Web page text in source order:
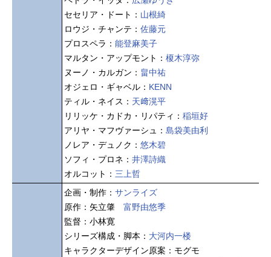
セセリア・ドート： 山根綺
ロウジ・チャンテ： 佐藤元
プロスペラ： 能登麻美子
マルタン・アップモント： 榎木淳弥
ヌーノ・カルガン： 畠中祐
オジェロ・ギャベル： KENN
ティル・ネイス： 天﨑滉平
リリッケ・カドカ・リパティ： 稲垣好
アリヤ・マフヴァーシュ： 島袋美由利
ノレア・デュノク： 悠木碧
ソフィ・プロネ： 井澤詩織
オルコット： 三上哲
企画・制作： サンライズ
原作：矢立肇 富野由悠季
監督：小林寛
シリーズ構成・脚本： 大河内一楼
キャラクターデザイン原案：モグモ